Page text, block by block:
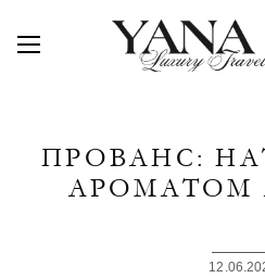
ПРОВАНС:
АРОМАТОМ